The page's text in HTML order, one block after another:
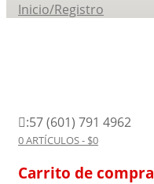
Inicio/Registro
:57 (601) 791 4962
0 ARTÍCULOS - $0
Carrito de compra